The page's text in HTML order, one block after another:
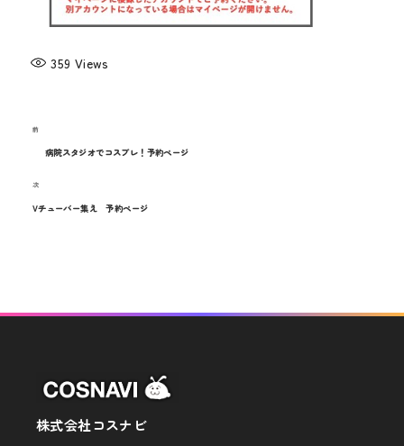
359 Views
投
稿
ナ
ン
過
稿
前
病院スタジオでコスプレ！予約ページ
次
の
次
Vチューバー集え 予約ページ
株式会社コスナビ